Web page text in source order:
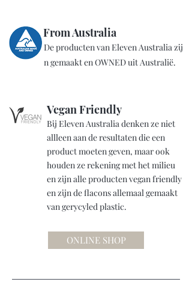
ONLINE SHOP
From Australia
De producten van Eleven Australia zij
n gemaakt en OWNED uit Australië.
Vegan Friendly
Bij Eleven Australia denken ze niet
allleen aan de resultaten die een
product moeten geven, maar ook
houden ze rekening met het milieu
en zijn alle producten vegan friendly
en zijn de flacons allemaal gemaakt
van gerycyled plastic.